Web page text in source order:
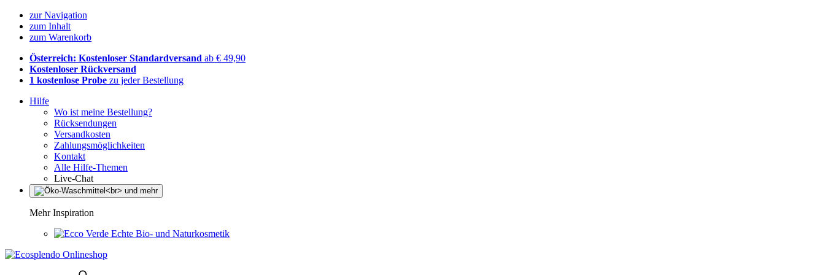
zur Navigation
zum Inhalt
zum Warenkorb
Österreich: Kostenloser Standardversand ab € 49,90
Kostenloser Rückversand
1 kostenlose Probe zu jeder Bestellung
Hilfe
Wo ist meine Bestellung?
Rücksendungen
Versandkosten
Zahlungsmöglichkeiten
Kontakt
Alle Hilfe-Themen
Live-Chat
Mehr Inspiration
Echte Bio- und Naturkosmetik